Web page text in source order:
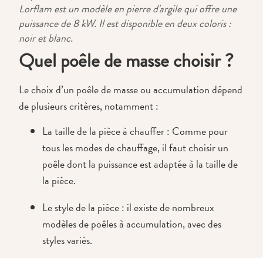
Lorflam est un modèle en pierre d'argile qui offre une
puissance de 8 kW. Il est disponible en deux coloris :
noir et blanc.
Quel poêle de masse choisir ?
Le choix d’un poêle de masse ou accumulation dépend
de plusieurs critères, notamment :
La taille de la pièce à chauffer : Comme pour
tous les modes de chauffage, il faut choisir un
poêle dont la puissance est adaptée à la taille de
la pièce.
Le style de la pièce : il existe de nombreux
modèles de poêles à accumulation, avec des
styles variés.